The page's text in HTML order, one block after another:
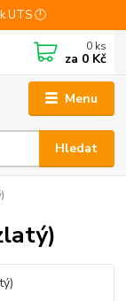
UTS 🕛
Menu
Hledat
0 ks
za 0 Kč